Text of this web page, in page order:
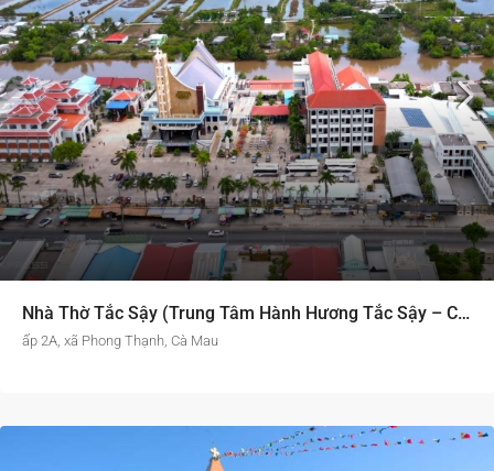
Nhà Thờ Tắc Sậy (Trung Tâm Hành Hương Tắc Sậy – Cha Phanxicô Xaviê Trương Bửu Diệp)
ấp 2A, xã Phong Thạnh, Cà Mau